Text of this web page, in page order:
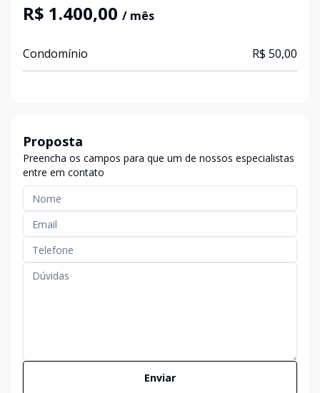
R$ 1.400,00 / mês
Condomínio R$ 50,00
Proposta
Preencha os campos para que um de nossos especialistas
entre em contato
Enviar